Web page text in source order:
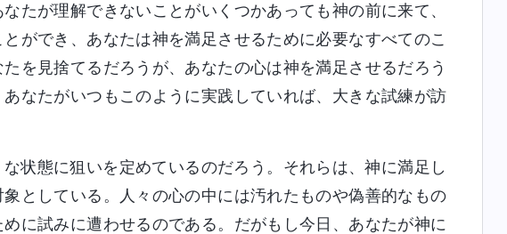
たが理解できないことがいくつかあっても神の前に来て、
ができ、あなたは神を満足させるために必要なすべてのこ
を見捨てるだろうが、あなたの心は神を満足させるだろう
なたがいつもこのように実践していれば、大きな試練が訪
状態に狙いを定めているのだろう。それらは、神に満足し
としている。人々の心の中には汚れたものや偽善的なもの
に試みに遭わせるのである。だがもし今日、あなたが神に